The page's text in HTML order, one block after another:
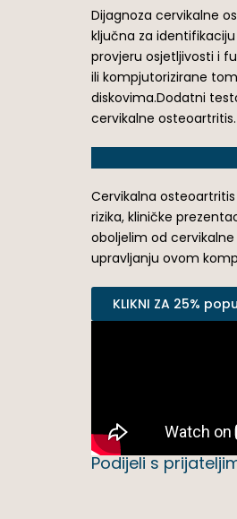
Dijagnoza cervikalne
ključna za
provjeru osjetljivosti i
ili kompjutorizirane
diskovima.Dodatni
cervikalne osteoartritis.
Cervikalna
rizika, kliničke
oboljelim od
upravljanju ovom
KLIKNI ZA 25%
Podijeli s